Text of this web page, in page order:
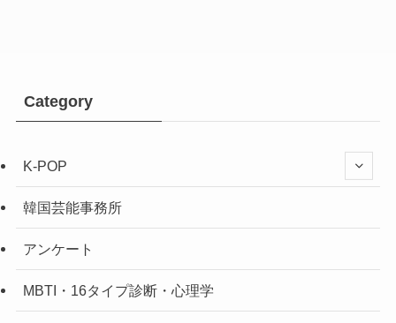
Category
K-POP
韓国芸能事務所
アンケート
MBTI・16タイプ診断・心理学